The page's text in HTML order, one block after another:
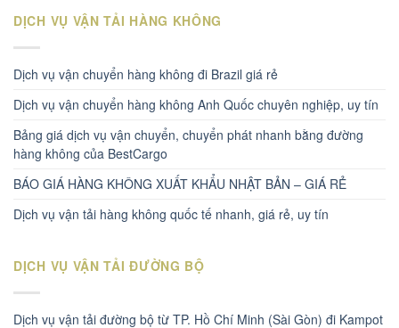
DỊCH VỤ VẬN TẢI HÀNG KHÔNG
Dịch vụ vận chuyển hàng không đi Brazil giá rẻ
Dịch vụ vận chuyển hàng không Anh Quốc chuyên nghiệp, uy tín
Bảng giá dịch vụ vận chuyển, chuyển phát nhanh bằng đường
hàng không của BestCargo
BÁO GIÁ HÀNG KHÔNG XUẤT KHẨU NHẬT BẢN – GIÁ RẺ
Dịch vụ vận tải hàng không quốc tế nhanh, giá rẻ, uy tín
DỊCH VỤ VẬN TẢI ĐƯỜNG BỘ
Dịch vụ vận tải đường bộ từ TP. Hồ Chí Minh (Sài Gòn) đi Kampot